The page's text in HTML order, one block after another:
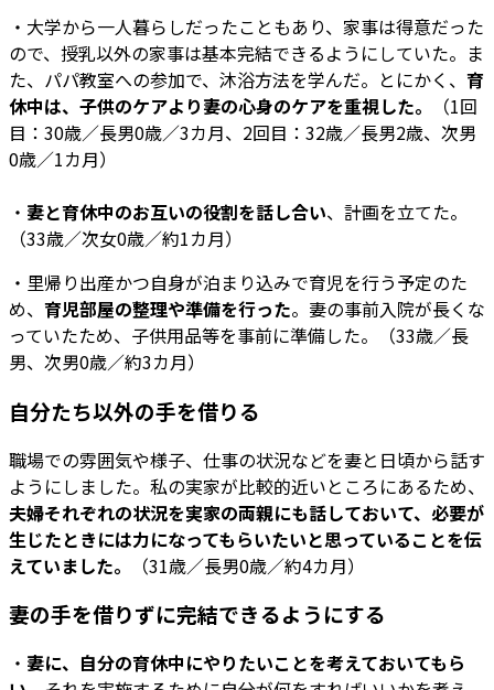
・大学から一人暮らしだったこともあり、家事は得意だった
ので、授乳以外の家事は基本完結できるようにしていた。ま
た、パパ教室への参加で、沐浴方法を学んだ。とにかく、 育
休中は、子供のケアより妻の心身のケアを重視した。
（1回
目：30歳／長男0歳／3カ月、2回目：32歳／長男2歳、次男
0歳／1カ月）
・ 妻と育休中のお互いの役割を話し合い、計画を立てた。
（33歳／次女0歳／約1カ月）
・里帰り出産かつ自身が泊まり込みで育児を行う予定のた
め、 育児部屋の整理や準備を行った。妻の事前入院が長くな
っていたため、子供用品等を事前に準備した。（33歳／長
男、次男0歳／約3カ月）
自分たち以外の手を借りる
職場での雰囲気や様子、仕事の状況などを妻と日頃から話す
ようにしました。私の実家が比較的近いところにあるため、
夫婦それぞれの状況を実家の両親にも話しておいて、必要が
生じたときには力になってもらいたいと思っていることを伝
えていました。
（31歳／長男0歳／約4カ月）
妻の手を借りずに完結できるようにする
・ 妻に、自分の育休中にやりたいことを考えておいてもら